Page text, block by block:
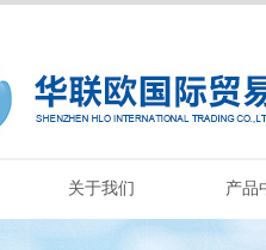
关于我们 产品